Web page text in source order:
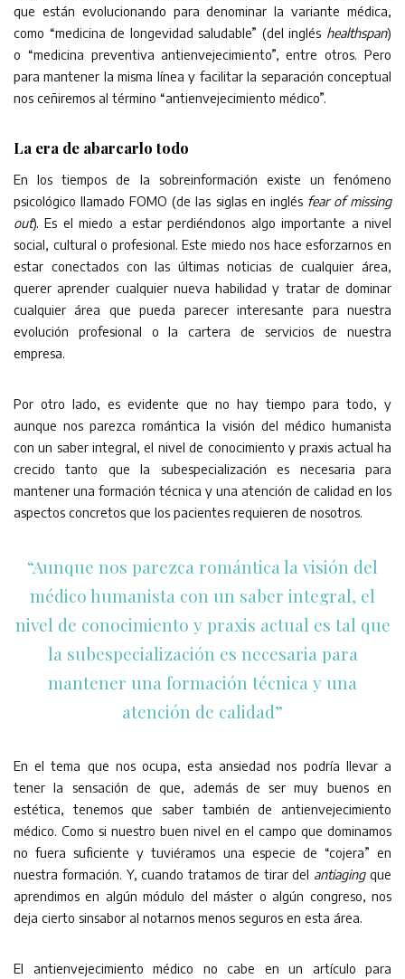
que están evolucionando para denominar la variante médica,
como “medicina de longevidad saludable” (del inglés healthspan)
o “medicina preventiva antienvejecimiento”, entre otros. Pero
para mantener la misma línea y facilitar la separación conceptual
nos ceñiremos al término “antienvejecimiento médico”.
La era de abarcarlo todo
En los tiempos de la sobreinformación existe un fenómeno
psicológico llamado FOMO (de las siglas en inglés fear of missing
out). Es el miedo a estar perdiéndonos algo importante a nivel
social, cultural o profesional. Este miedo nos hace esforzarnos en
estar conectados con las últimas noticias de cualquier área,
querer aprender cualquier nueva habilidad y tratar de dominar
cualquier área que pueda parecer interesante para nuestra
evolución profesional o la cartera de servicios de nuestra
empresa.
Por otro lado, es evidente que no hay tiempo para todo, y
aunque nos parezca romántica la visión del médico humanista
con un saber integral, el nivel de conocimiento y praxis actual ha
crecido tanto que la subespecialización es necesaria para
mantener una formación técnica y una atención de calidad en los
aspectos concretos que los pacientes requieren de nosotros.
“Aunque nos parezca romántica la visión del
médico humanista con un saber integral, el
nivel de conocimiento y praxis actual es tal que
la subespecialización es necesaria para
mantener una formación técnica y una
atención de calidad”
En el tema que nos ocupa, esta ansiedad nos podría llevar a
tener la sensación de que, además de ser muy buenos en
estética, tenemos que saber también de antienvejecimiento
médico. Como si nuestro buen nivel en el campo que dominamos
no fuera suficiente y tuviéramos una especie de “cojera” en
nuestra formación. Y, cuando tratamos de tirar del antiagingque
aprendimos en algún módulo del máster o algún congreso, nos
deja cierto sinsabor al notarnos menos seguros en esta área.
El antienvejecimiento médico no cabe en un artículo para